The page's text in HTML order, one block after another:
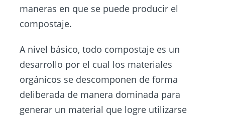
maneras en que se puede producir el
compostaje.
A nivel básico, todo compostaje es un
desarrollo por el cual los materiales
orgánicos se descomponen de forma
deliberada de manera dominada para
generar un material que logre utilizarse